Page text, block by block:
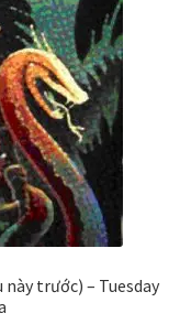
trước) – Tuesday